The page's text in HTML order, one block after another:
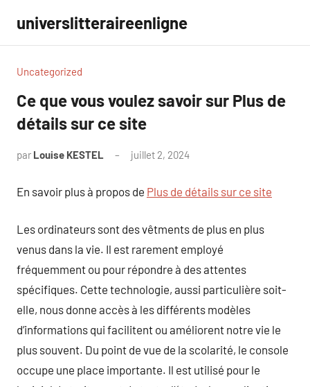
contenu
universlitteraireenligne
Uncategorized
Ce que vous voulez savoir sur Plus de
détails sur ce site
par Louise KESTEL juillet 2, 2024
En savoir plus à propos de Plus de détails sur ce site
Les ordinateurs sont des vêtments de plus en plus
venus dans la vie. Il est rarement employé
fréquemment ou pour répondre à des attentes
spécifiques. Cette technologie, aussi particulière soit-
elle, nous donne accès à les différents modèles
d’informations qui facilitent ou améliorent notre vie le
plus souvent. Du point de vue de la scolarité, le console
occupe une place importante. Il est utilisé pour le